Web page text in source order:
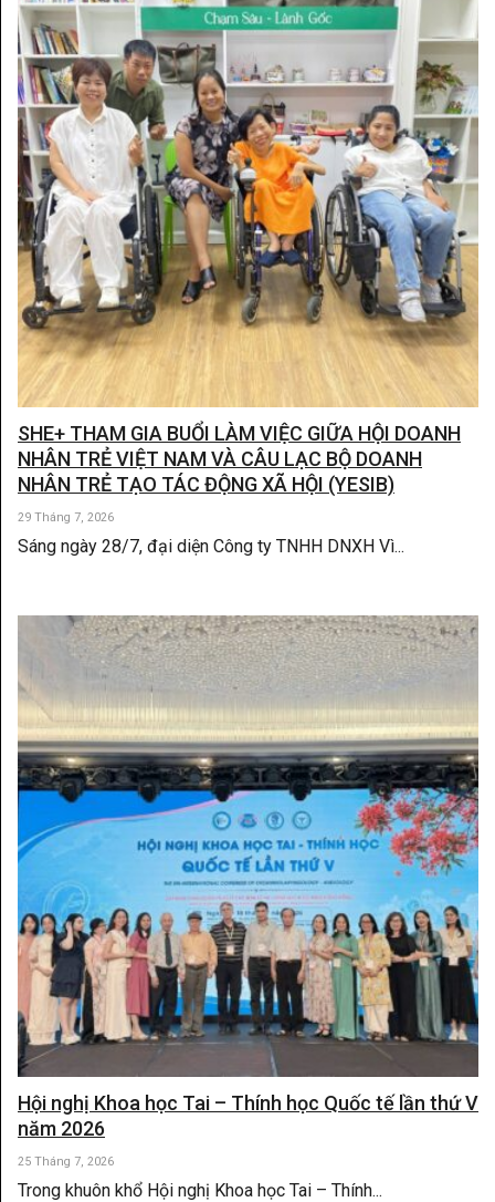
SHE+ THAM GIA BUỔI LÀM VIỆC GIỮA HỘI DOANH
NHÂN TRẺ VIỆT NAM VÀ CÂU LẠC BỘ DOANH
NHÂN TRẺ TẠO TÁC ĐỘNG XÃ HỘI (YESIB)
29 Tháng 7, 2026
Sáng ngày 28/7, đại diện Công ty TNHH DNXH Vì...
Hội nghị Khoa học Tai – Thính học Quốc tế lần thứ V
năm 2026
25 Tháng 7, 2026
Trong khuôn khổ Hội nghị Khoa học Tai – Thính...